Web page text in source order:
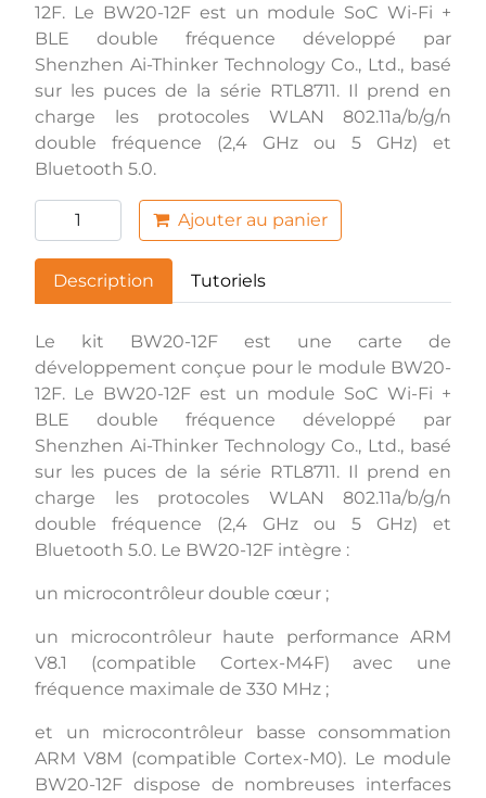
12F. Le BW20-12F est un module SoC Wi-Fi +
BLE double fréquence développé par
Shenzhen Ai-Thinker Technology Co., Ltd., basé
sur les puces de la série RTL8711. Il prend en
charge les protocoles WLAN 802.11a/b/g/n
double fréquence (2,4 GHz ou 5 GHz) et
Bluetooth 5.0.
Ajouter au panier
Description Tutoriels
Le kit BW20-12F est une carte de
développement conçue pour le module BW20-
12F. Le BW20-12F est un module SoC Wi-Fi +
BLE double fréquence développé par
Shenzhen Ai-Thinker Technology Co., Ltd., basé
sur les puces de la série RTL8711. Il prend en
charge les protocoles WLAN 802.11a/b/g/n
double fréquence (2,4 GHz ou 5 GHz) et
Bluetooth 5.0. Le BW20-12F intègre :
un microcontrôleur double cœur ;
un microcontrôleur haute performance ARM
V8.1 (compatible Cortex-M4F) avec une
fréquence maximale de 330 MHz ;
et un microcontrôleur basse consommation
ARM V8M (compatible Cortex-M0). Le module
BW20-12F dispose de nombreuses interfaces